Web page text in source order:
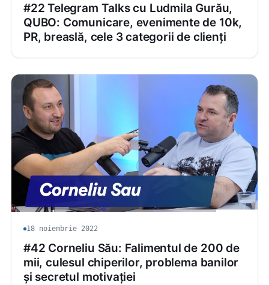
#22 Telegram Talks cu Ludmila Gurău,
QUBO: Comunicare, evenimente de 10k,
PR, breaslă, cele 3 categorii de clienți
18 noiembrie 2022
#42 Corneliu Său: Falimentul de 200 de
mii, culesul chiperilor, problema banilor
și secretul motivației